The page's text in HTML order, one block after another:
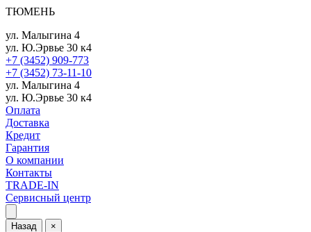
ТЮМЕНЬ
ул. Малыгина 4
ул. Ю.Эрвье 30 к4
+7 (3452) 909-773
+7 (3452) 73-11-10
ул. Малыгина 4
ул. Ю.Эрвье 30 к4
Оплата
Доставка
Кредит
Гарантия
О компании
Контакты
TRADE-IN
Сервисный центр
Назад ×